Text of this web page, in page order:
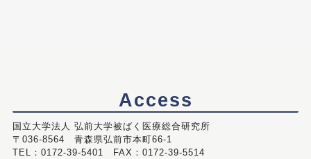
Access
国立大学法人 弘前大学被ばく医療総合研究所
〒036-8564 青森県弘前市本町66-1
TEL：0172-39-5401 FAX：0172-39-5514